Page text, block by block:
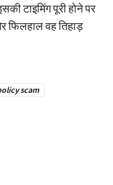
टाइमिंग पूरी होने पर
फिलहाल वह तिहाड़
scam